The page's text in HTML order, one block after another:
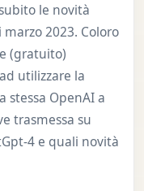
le novità
2023. Coloro
(gratuito)
utilizzare la
stessa OpenAI a
trasmessa su
4 e quali novità